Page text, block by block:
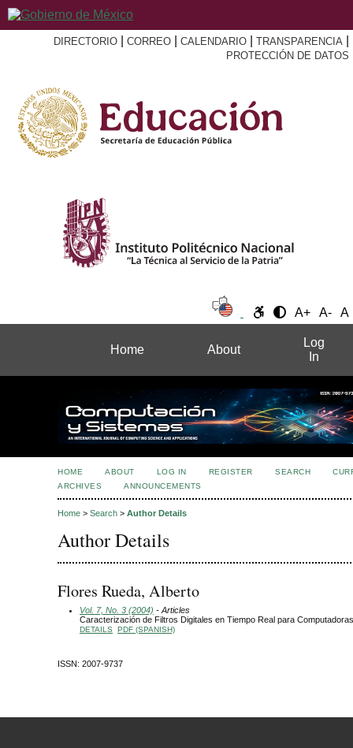
DIRECTORIO CORREO CALENDARIO TRANSPARENCIA
PROTECCIÓN DE DATOS
A+ A- A
Home About
Log
In
HOME ABOUT LOG IN REGISTER SEARCH
ARCHIVES
ANNOUNCEMENTS
Home > Search > Author Details
Author Details
Flores Rueda, Alberto
Vol. 7, No. 3 (2004) - Articles
Caracterización de Filtros Digitales en Tiempo Real para
DETAILS PDF (SPANISH)
ISSN: 2007-9737